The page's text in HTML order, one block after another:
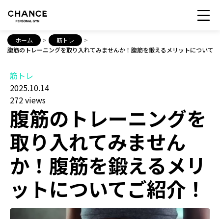
ホーム > 筋トレ
>
腹筋のトレーニングを取り入れてみませんか！腹筋を鍛えるメリットについて
筋トレ
2025.10.14
272 views
腹筋のトレーニングを
取り入れてみません
か！腹筋を鍛えるメリ
ットについてご紹介！